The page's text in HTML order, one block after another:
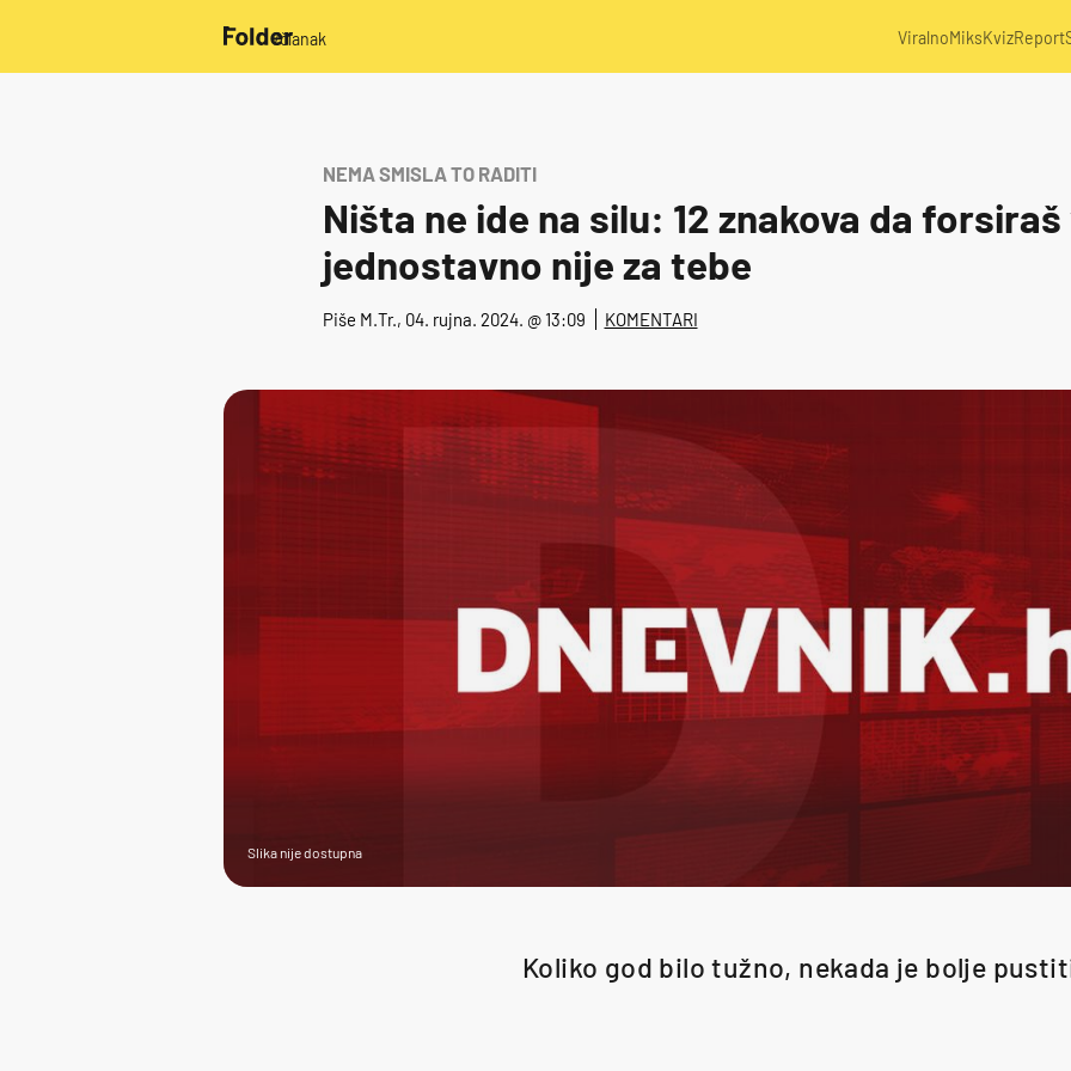
/članak ViralnoMiksKvizReport
NEMA SMISLA TO RADITI
Ništa ne ide na silu: 12 znakova da forsiraš
jednostavno nije za tebe
Piše M.Tr., 04. rujna. 2024. @ 13:09 KOMENTARI
Slika nije dostupna
Koliko god bilo tužno, nekada je bolje